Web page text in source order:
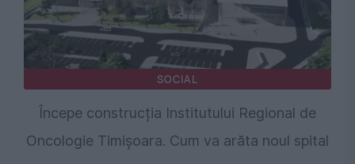
SOCIAL
Începe construcția Institutului Regional de
Oncologie Timișoara. Cum va arăta noul spital